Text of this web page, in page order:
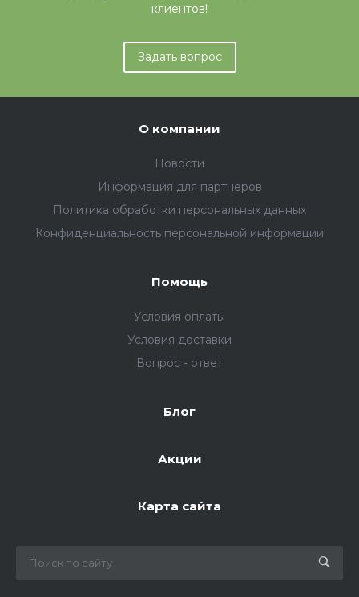
клиентов!
Задать вопрос
О компании
Новости
Информация для партнеров
Политика обработки персональных данных
Конфиденциальность персональной информации
Помощь
Условия оплаты
Условия доставки
Вопрос - ответ
Блог
Акции
Карта сайта